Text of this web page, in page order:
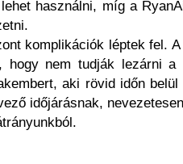
használni, míg a
komplikációk léptek fel.
nem tudják lezárni a
aki rövid időn
időjárásnak,